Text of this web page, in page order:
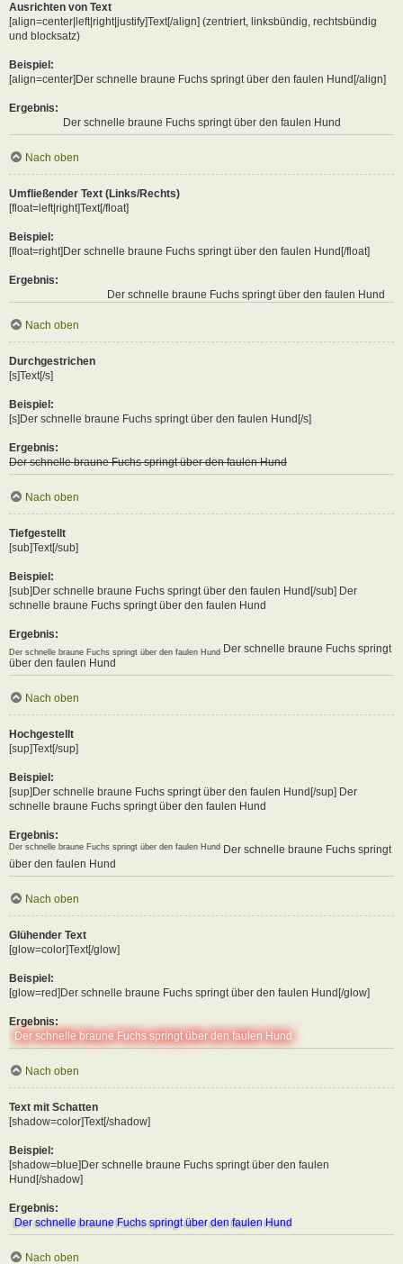
Ausrichten von Text
[align=center|left|right|justify]Text[/align] (zentriert, linksbündig, rechtsbündig
und blocksatz)
Beispiel:
[align=center]Der schnelle braune Fuchs springt über den faulen Hund[/align]
Ergebnis:
Der schnelle braune Fuchs springt über den faulen Hund
Nach oben
Umfließender Text (Links/Rechts)
[float=left|right]Text[/float]
Beispiel:
[float=right]Der schnelle braune Fuchs springt über den faulen Hund[/float]
Ergebnis:
Der schnelle braune Fuchs springt über den faulen Hund
Nach oben
Durchgestrichen
[s]Text[/s]
Beispiel:
[s]Der schnelle braune Fuchs springt über den faulen Hund[/s]
Ergebnis:
Der schnelle braune Fuchs springt über den faulen Hund
Nach oben
Tiefgestellt
[sub]Text[/sub]
Beispiel:
[sub]Der schnelle braune Fuchs springt über den faulen Hund[/sub] Der
schnelle braune Fuchs springt über den faulen Hund
Ergebnis:
Der schnelle braune Fuchs springt über den faulen Hund Der schnelle braune Fuchs springt
über den faulen Hund
Nach oben
Hochgestellt
[sup]Text[/sup]
Beispiel:
[sup]Der schnelle braune Fuchs springt über den faulen Hund[/sup] Der
schnelle braune Fuchs springt über den faulen Hund
Ergebnis:
Der schnelle braune Fuchs springt über den faulen Hund Der schnelle braune Fuchs springt
über den faulen Hund
Nach oben
Glühender Text
[glow=color]Text[/glow]
Beispiel:
[glow=red]Der schnelle braune Fuchs springt über den faulen Hund[/glow]
Ergebnis:
Der schnelle braune Fuchs springt über den faulen Hund
Nach oben
Text mit Schatten
[shadow=color]Text[/shadow]
Beispiel:
[shadow=blue]Der schnelle braune Fuchs springt über den faulen
Hund[/shadow]
Ergebnis:
Der schnelle braune Fuchs springt über den faulen Hund
Nach oben